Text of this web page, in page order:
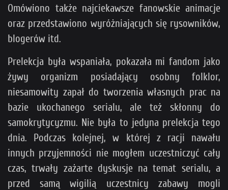
Omówiono także najciekawsze fanowskie animacje
oraz przedstawiono wyróżniających się rysowników,
blogerów itd.
Prelekcja była wspaniała, pokazała mi fandom jako
żywy organizm posiadający osobny folklor,
niesamowity zapał do tworzenia własnych prac na
bazie ukochanego serialu, ale też skłonny do
samokrytycyzmu. Nie była to jedyna prelekcja tego
dnia. Podczas kolejnej, w której z racji nawału
innych przyjemności nie mogłem uczestniczyć cały
czas, trwały zażarte dyskusje na temat serialu, a
przed samą wigilią uczestnicy zabawy mogli